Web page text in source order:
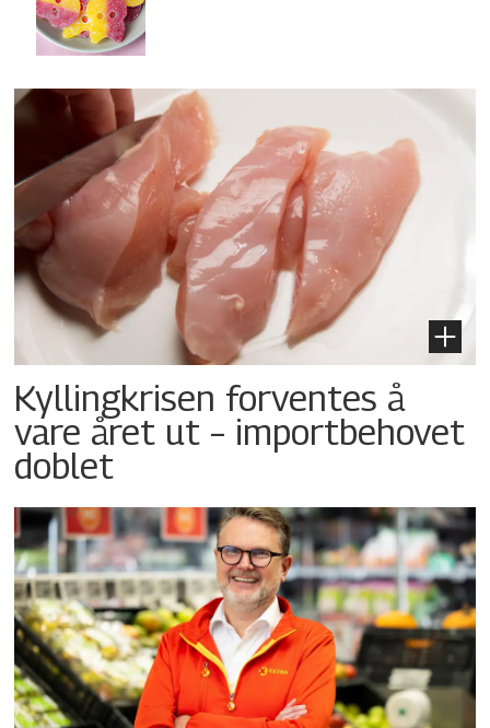
Kyllingkrisen forventes å
vare året ut – importbehovet
doblet